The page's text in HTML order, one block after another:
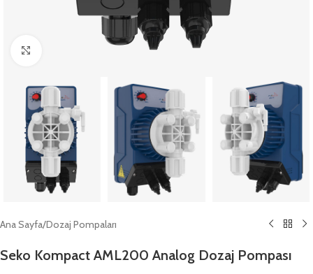
Ana Sayfa/Dozaj Pompaları
Seko Kompact AML200 Analog Dozaj Pompası